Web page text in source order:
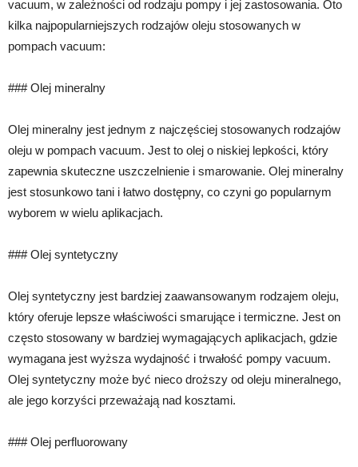
vacuum, w zależności od rodzaju pompy i jej zastosowania. Oto
kilka najpopularniejszych rodzajów oleju stosowanych w
pompach vacuum:
### Olej mineralny
Olej mineralny jest jednym z najczęściej stosowanych rodzajów
oleju w pompach vacuum. Jest to olej o niskiej lepkości, który
zapewnia skuteczne uszczelnienie i smarowanie. Olej mineralny
jest stosunkowo tani i łatwo dostępny, co czyni go popularnym
wyborem w wielu aplikacjach.
### Olej syntetyczny
Olej syntetyczny jest bardziej zaawansowanym rodzajem oleju,
który oferuje lepsze właściwości smarujące i termiczne. Jest on
często stosowany w bardziej wymagających aplikacjach, gdzie
wymagana jest wyższa wydajność i trwałość pompy vacuum.
Olej syntetyczny może być nieco droższy od oleju mineralnego,
ale jego korzyści przeważają nad kosztami.
### Olej perfluorowany